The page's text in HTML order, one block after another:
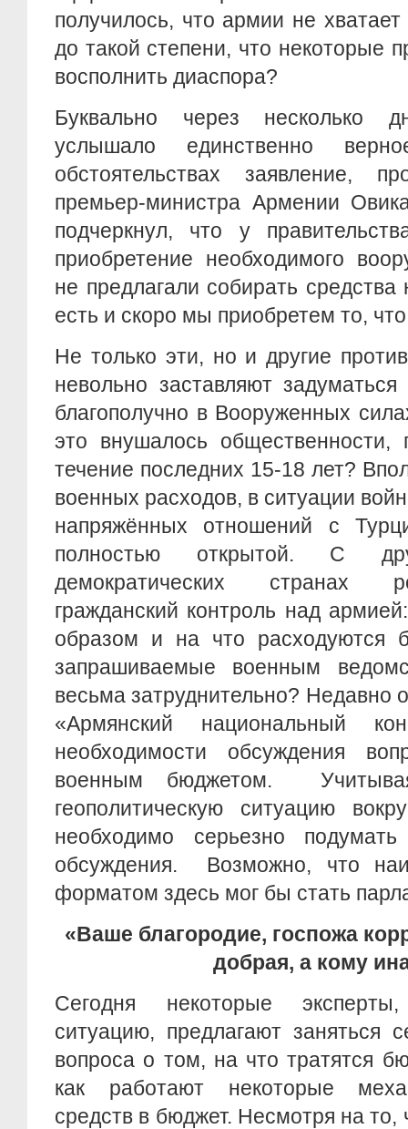
получилось, что армии не
до такой степени, что некоторые
восполнить диаспора?
Буквально через несколько
услышало единственно
обстоятельствах заявление,
премьер-министра Армении
подчеркнул, что у
приобретение необходимого
не предлагали собирать
есть и скоро мы приобретем то,
Не только эти, но и другие
невольно заставляют
благополучно в Вооруженных
это внушалось
течение последних 15-18 лет?
военных расходов, в ситуации
напряжённых отношений с
полностью открытой. С
демократических странах
гражданский контроль над
образом и на что расходуются
запрашиваемые военным
весьма затруднительно? Недавно
«Армянский национальный
необходимости обсуждения
военным бюджетом.
геополитическую ситуацию
необходимо серьезно
обсуждения. Возможно, что
форматом здесь мог бы стать
«Ваше благородие, госпожа
добрая, а кому
Сегодня некоторые
ситуацию, предлагают заняться
вопроса о том, на что тратятся
как работают некоторые
средств в бюджет. Несмотря на то,